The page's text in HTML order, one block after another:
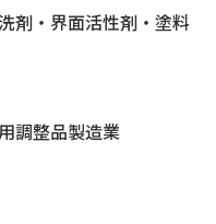
剤・界面活性剤・塗料
調整品製造業